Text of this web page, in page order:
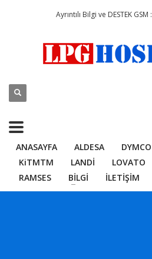
Ayrıntılı Bilgi ve DESTEK GSM :
ANASAYFA ALDESA DYMCO
KiTMTM
LANDİ LOVATO
RAMSES
BİLGİ İLETİŞİM